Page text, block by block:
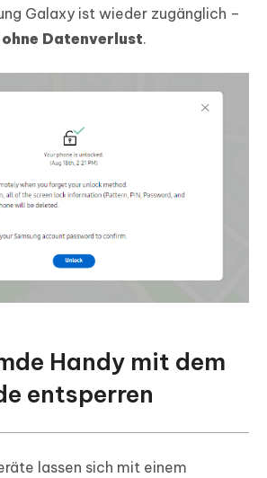
Galaxy ist wieder zugänglich –
ohne Datenverlust.
Handy mit dem
entsperren
lassen sich mit einem